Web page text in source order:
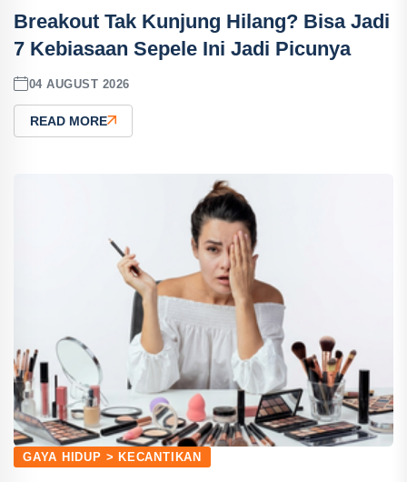
Breakout Tak Kunjung Hilang? Bisa Jadi
7 Kebiasaan Sepele Ini Jadi Picunya
04 AUGUST 2026
READ MORE
GAYA HIDUP > KECANTIKAN